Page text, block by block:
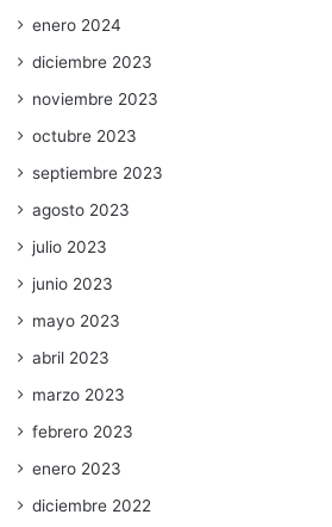
enero 2024
diciembre 2023
noviembre 2023
octubre 2023
septiembre 2023
agosto 2023
julio 2023
junio 2023
mayo 2023
abril 2023
marzo 2023
febrero 2023
enero 2023
diciembre 2022